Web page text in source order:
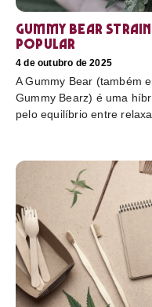
Gummy Bear
popular
4 de outubro de 2025
A Gummy Bear (também
Gummy Bearz) é uma
pelo equilíbrio entre